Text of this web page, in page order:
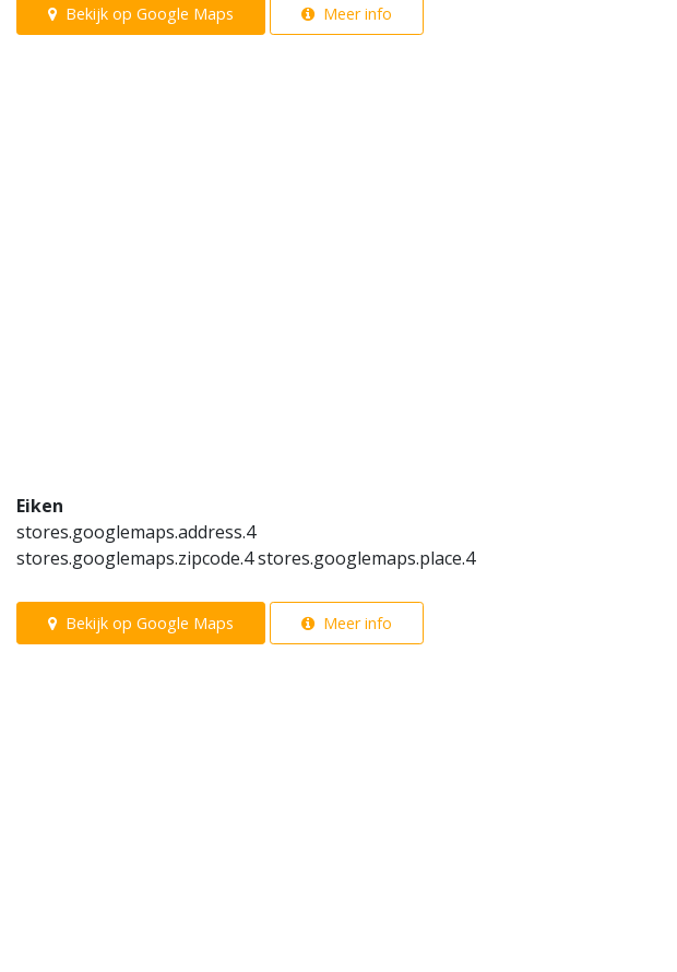
Bekijk op Google Maps Meer info
Eiken
stores.googlemaps.address.4
stores.googlemaps.zipcode.4 stores.googlemaps.place.4
Bekijk op Google Maps Meer info